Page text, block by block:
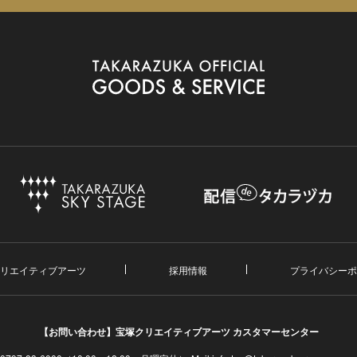
エイティブアーツ 採用情報 プライバシー
【お問い合わせ】 宝塚クリエイティブアーツ カスタマーセンター